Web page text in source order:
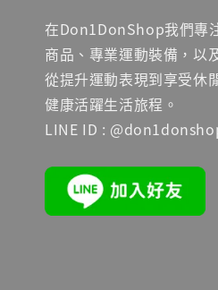
在Don1DonShop我們專
商品、專業運動裝備，以
從提升運動表現到享受休
健康活躍生活旅程。
LINE ID :